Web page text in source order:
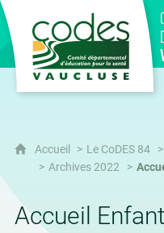
CoDES 84
Accueil Le CoDES 84
Archives 2022
Accueil